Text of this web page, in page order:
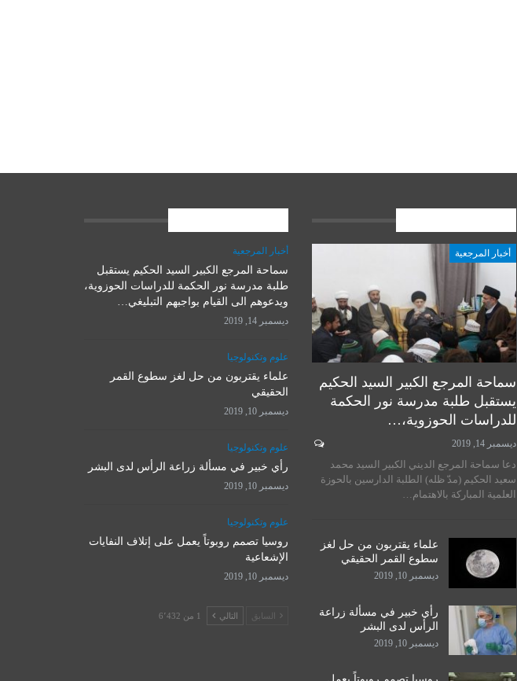
رأي خبير في مسألة زراعة
الرأس لدى البشر
ديسمبر 10, 2019
علوم وتكنولوجيا
روسيا تصمم روبوتاً يعمل على
إتلاف النفايات الإشعاعية
أخبار المرجعية
سماحة المرجع الكبير السيد الحكيم
يستقبل طلبة مدرسة نور الحكمة
للدراسات الحوزوية،…
ديسمبر 14, 2019
دعا سماحة المرجع الديني الكبير السيد محمد
سعيد الحكيم (مدّ ظله) الطلبة الدارسين بالحوزة
العلمية المباركة بالاهتمام…
علماء يقتربون من حل لغز
سطوع القمر الحقيقي
ديسمبر 10, 2019
رأي خبير في مسألة زراعة
الرأس لدى البشر
ديسمبر 10, 2019
أخبار المرجعية
سماحة المرجع الكبير السيد الحكيم يستقبل
طلبة مدرسة نور الحكمة للدراسات الحوزوية،
ويدعوهم الى القيام بواجبهم التبليغي…
ديسمبر 14, 2019
علوم وتكنولوجيا
علماء يقتربون من حل لغز سطوع القمر
الحقيقي
ديسمبر 10, 2019
علوم وتكنولوجيا
رأي خبير في مسألة زراعة الرأس لدى البشر
ديسمبر 10, 2019
علوم وتكنولوجيا
روسيا تصمم روبوتاً يعمل على إتلاف النفايات
الإشعاعية
ديسمبر 10, 2019
السابق التالي 1 من 6٬432